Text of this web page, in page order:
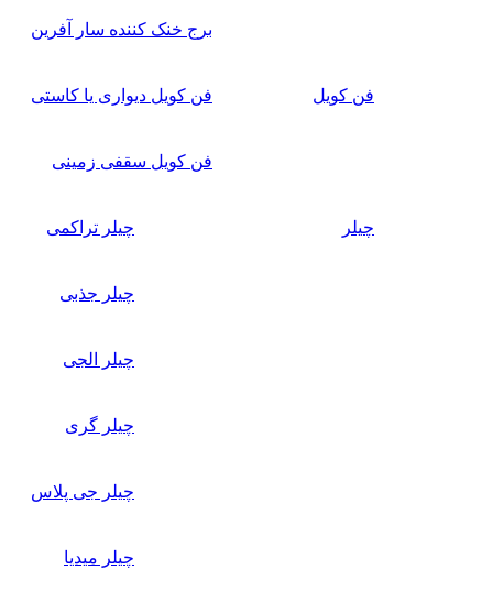
برج خنک کننده سار آفرین
فن کویل فن کویل دیواری یا کاستی
فن کویل سقفی زمینی
چیلر چیلر تراکمی
چیلر جذبی
چیلر الجی
چیلر گری
چیلر جی پلاس
چیلر میدیا